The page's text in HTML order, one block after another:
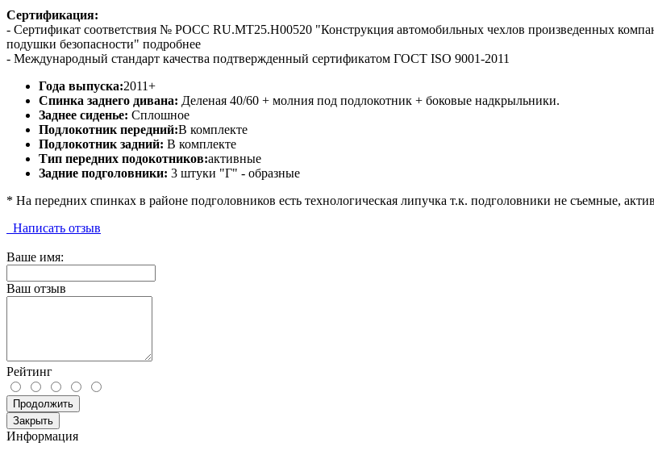
Сертификация:
- Сертификат соответствия № РОСС RU.МТ25.Н00520 "Конструкция автомобильных чехлов произведенных
подушки безопасности" подробнее
- Международный стандарт качества подтвержденный сертификатом ГОСТ ISO 9001-2011
Года выпуска:2011+
Спинка заднего дивана: Деленая 40/60 + молния под подлокотник + боковые надкрыльники.
Заднее сиденье: Сплошное
Подлокотник передний:В комплекте
Подлокотник задний: В комплекте
Тип передних подокотников:активные
Задние подголовники: 3 штуки "Г" - образные
* На передних спинках в районе подголовников есть технологическая липучка т.к. подголовники не съемные,
Написать отзыв
Ваше имя:
Ваш отзыв
Рейтинг
Продолжить
Закрыть
Информация